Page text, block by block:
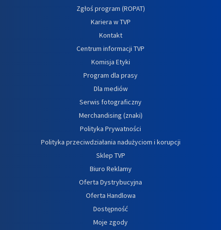
Zgłoś program (ROPAT)
Kariera w TVP
Kontakt
Centrum informacji TVP
Komisja Etyki
Program dla prasy
Dla mediów
Serwis fotograficzny
Merchandising (znaki)
Polityka Prywatności
Polityka przeciwdziałania nadużyciom i korupcji
Sklep TVP
Biuro Reklamy
Oferta Dystrybucyjna
Oferta Handlowa
Dostępność
Moje zgody